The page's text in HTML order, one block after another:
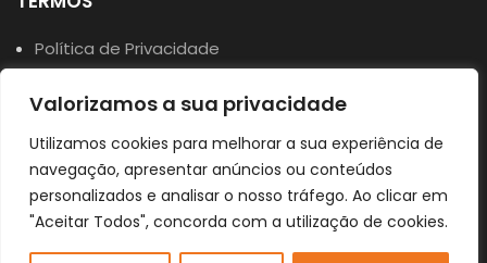
Valorizamos a sua privacidade
Utilizamos cookies para melhorar a sua experiência de
navegação, apresentar anúncios ou conteúdos
personalizados e analisar o nosso tráfego. Ao clicar em
"Aceitar Todos", concorda com a utilização de cookies.
Política de Privacidade
Livro de Reclamações Online